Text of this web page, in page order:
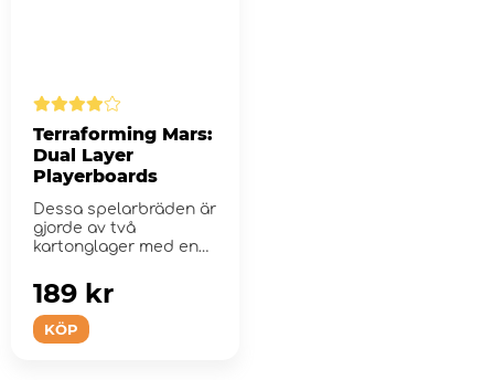
Terraforming Mars:
Dual Layer
Playerboards
Dessa spelarbräden är
gjorde av två
kartonglager med en
KÖP
189 kr